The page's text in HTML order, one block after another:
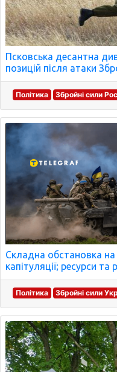
Псковська десантна
позицій після атаки
Політика Збройні сили
Складна обстановка
капітуляції; ресурси
Політика Збройні сили